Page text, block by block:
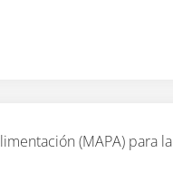
(MAPA) para la